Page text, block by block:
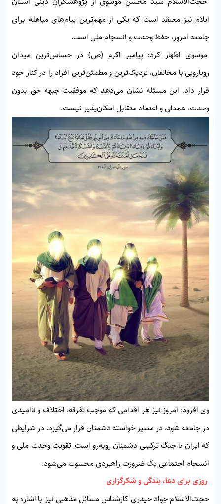
ایلام نیز معتقد است که یکی از مهم‌ترین پیام‌های مباهله برای
جامعه امروز، حفظ وحدت و انسجام ملی است.
موسوی اظهار کرد: پیامبر اکرم (ص) در حساس‌ترین میدان
رویارویی با مخالفان، نزدیک‌ترین و مطمئن‌ترین افراد را در کنار خود
قرار داد. این مسئله نشان می‌دهد که موفقیت جبهه حق بدون
وحدت، همدلی و اعتماد متقابل امکان‌پذیر نیست.
وی افزود: امروز نیز هر اقدامی که موجب تفرقه، اختلاف و ناامیدی
در جامعه شود، در مسیر خواسته دشمنان قرار می‌گیرد. در شرایطی
که ایران با جنگ ترکیبی دشمنان روبه‌رو است، تقویت وحدت ملی و
انسجام اجتماعی یک ضرورت راهبردی محسوب می‌شود.
روزی برای دعا، بندگی و شکرگزاری
حجت‌الاسلام جواد حیدری کارشناس مسائل مذهبی نیز با اشاره به